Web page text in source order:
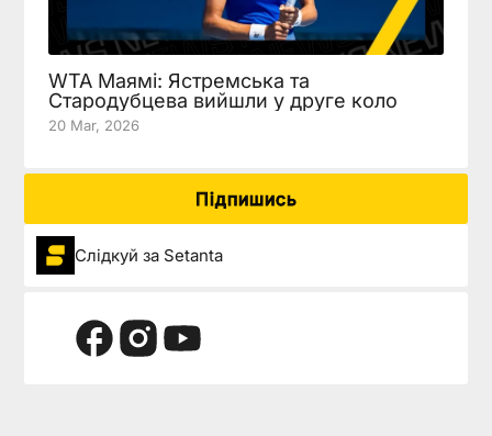
WTA Маямі: Ястремська та
Стародубцева вийшли у друге коло
20 Mar, 2026
Підпишись
Слідкуй за Setanta